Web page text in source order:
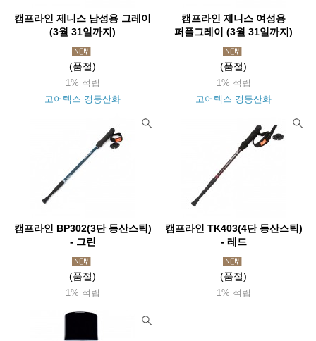
캠프라인 제니스 남성용 그레이
(3월 31일까지)
(품절)
1% 적립
고어텍스 경등산화
캠프라인 제니스 여성용
퍼플그레이 (3월 31일까지)
(품절)
1% 적립
고어텍스 경등산화
캠프라인 BP302(3단 등산스틱)
- 그린
(품절)
1% 적립
캠프라인 TK403(4단 등산스틱)
- 레드
(품절)
1% 적립